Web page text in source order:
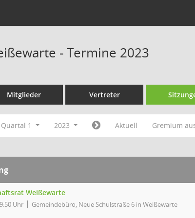
- Termine 2023
Mitglieder Vertreter
Quartal 1 2023 Aktuell Gremium
Weißewarte
Uhr Gemeindebüro, Neue Schulstraße 6 in Weißewarte